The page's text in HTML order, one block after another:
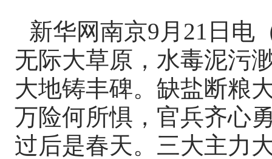
新华网南京9月21日电
无际大草原，水毒泥污
大地铸丰碑。缺盐断粮
万险何所惧，官兵齐心
过后是春天。三大主力